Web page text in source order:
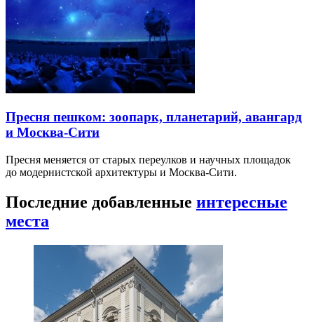
Пресня пешком: зоопарк, планетарий, авангард
и Москва-Сити
Пресня меняется от старых переулков и научных площадок
до модернистской архитектуры и Москва-Сити.
Последние добавленные интересные
места